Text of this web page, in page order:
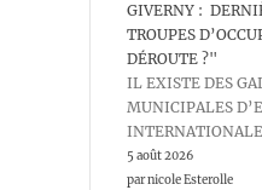
GIVERNY :
TROUPES
DÉROUTE ?"
IL EXISTE DES
MUNICIPALES
INTERNATIONALE
5 août 2026
par nicole Esterolle